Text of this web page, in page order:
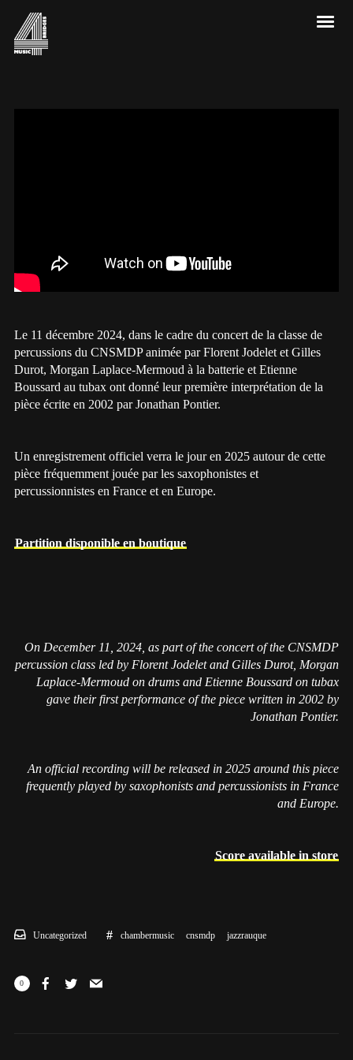
Le 11 décembre 2024, dans le cadre du concert de la classe de
percussions du CNSMDP animée par Florent Jodelet et Gilles
Durot, Morgan Laplace-Mermoud à la batterie et Etienne
Boussard au tubax ont donné leur première interprétation de la
pièce écrite en 2002 par Jonathan Pontier.
Un enregistrement officiel verra le jour en 2025 autour de cette
pièce fréquemment jouée par les saxophonistes et
percussionnistes en France et en Europe.
Partition disponible en boutique
On December 11, 2024, as part of the concert of the CNSMDP
percussion class led by Florent Jodelet and Gilles Durot, Morgan
Laplace-Mermoud on drums and Etienne Boussard on tubax
gave their first performance of the piece written in 2002 by
Jonathan Pontier.
An official recording will be released in 2025 around this piece
frequently played by saxophonists and percussionists in France
and Europe.
Score available in store
Uncategorized chambermusic cnsmdp jazzrauque
0